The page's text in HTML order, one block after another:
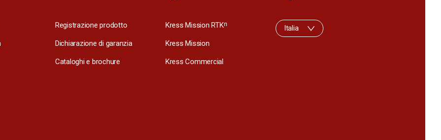
Registrazione prodotto
Dichiarazione di garanzia
Cataloghi e brochure
Kress Mission RTKn
Kress Mission
Kress Commercial
Italia